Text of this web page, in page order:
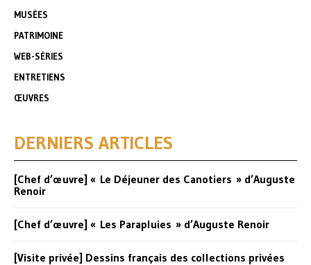
MUSÉES
PATRIMOINE
WEB-SÉRIES
ENTRETIENS
ŒUVRES
DERNIERS ARTICLES
[Chef d’œuvre] « Le Déjeuner des Canotiers » d’Auguste
Renoir
[Chef d’œuvre] « Les Parapluies » d’Auguste Renoir
[Visite privée] Dessins français des collections privées